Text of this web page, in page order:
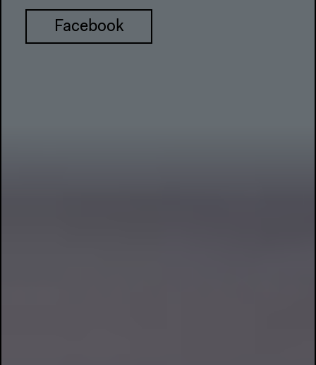
Facebook